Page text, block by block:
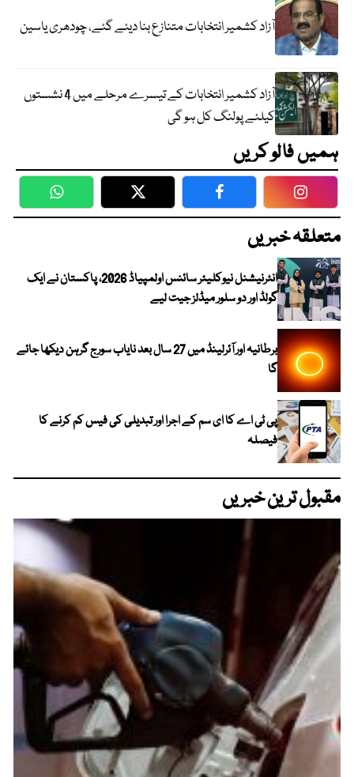
آزاد کشمیر انتخابات متنازع بنا دیئے گئے، چودھری یاسین
آزاد کشمیر انتخابات کے تیسرے مرحلے میں 4 نشستوں
کیلئے پولنگ کل ہو گی
ہمیں فالو کریں
WhatsApp Twitter Facebook
متعلقہ خبریں
انٹرنیشنل نیوکلیئر سائنس اولمپیاڈ 2026، پاکستان نے ایک
گولڈ اور دو سلور میڈلز جیت لیے
برطانیہ اور آئرلینڈ میں 27 سال بعد نایاب سورج گرہن دیکھا جائے
گا
پی ٹی اے کا ای سم کے اجرا اور تبدیلی کی فیس کم کرنے کا
فیصلہ
مقبول ترین خبریں